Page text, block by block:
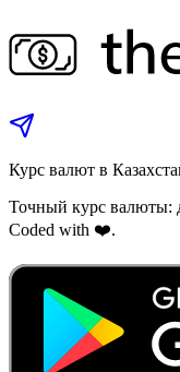
Курс валют в
Точный курс валюты:
Coded with ❤️.